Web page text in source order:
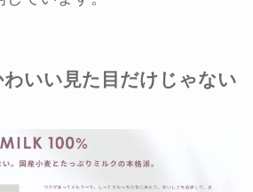
わいい見た目だけじゃない